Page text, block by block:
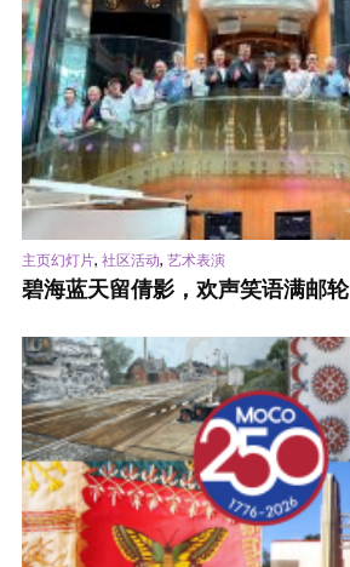
主页幻灯片, 社区活动, 艺术表演
碧海蓝天留倩影，欢声笑语满邮轮